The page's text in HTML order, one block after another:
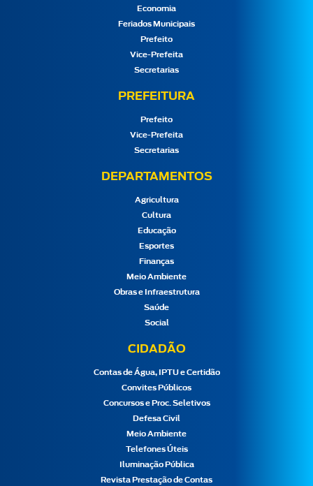
Economia
Feriados Municipais
Prefeito
Vice-Prefeita
Secretarias
PREFEITURA
Prefeito
Vice-Prefeita
Secretarias
DEPARTAMENTOS
Agricultura
Cultura
Educação
Esportes
Finanças
Meio Ambiente
Obras e Infraestrutura
Saúde
Social
CIDADÃO
Contas de Água, IPTU e Certidão
Convites Públicos
Concursos e Proc. Seletivos
Defesa Civil
Meio Ambiente
Telefones Úteis
Iluminação Pública
Revista Prestação de Contas